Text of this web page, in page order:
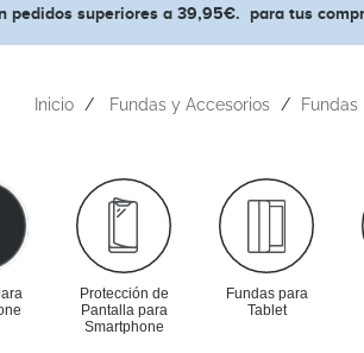
pedidos superiores a 39,95€. para tus
Inicio Fundas y Accesorios
Protección de
Pantalla para
Smartphone
Fundas para
Tablet